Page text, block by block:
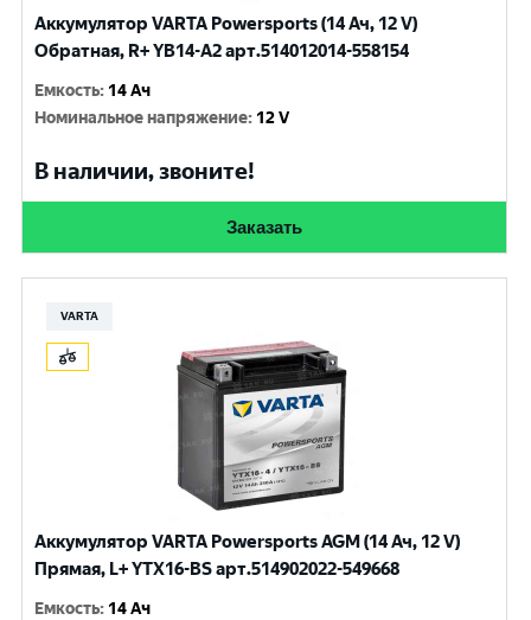
Аккумулятор VARTA Powersports (14 Ач, 12 V)
Обратная, R+ YB14-A2 арт.514012014-558154
Емкость: 14 Ач
Номинальное напряжение: 12 V
В наличии, звоните!
Заказать
VARTA
Аккумулятор VARTA Powersports AGM (14 Ач, 12 V)
Прямая, L+ YTX16-BS арт.514902022-549668
Емкость: 14 Ач